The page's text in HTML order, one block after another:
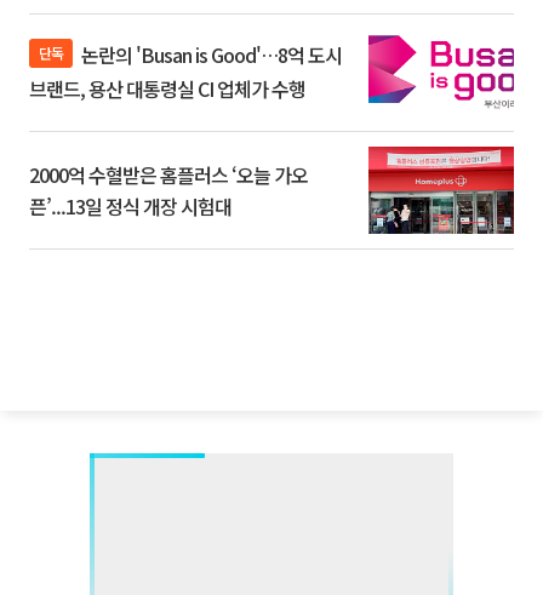
단독
브랜드, 용산 대통령실 CI 업체가 수행
2000억 수혈받은 홈플러스 ‘오늘 가오
픈’...13일 정식 개장 시험대